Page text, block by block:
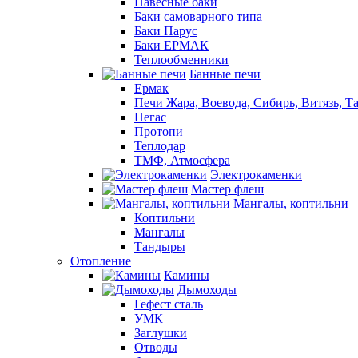
Баки самоварного типа
Баки Парус
Баки ЕРМАК
Теплообменники
Банные печи
Ермак
Печи Жара, Воевода, Сибирь, Витязь,
Пегас
Протопи
Теплодар
ТМФ, Атмосфера
Электрокаменки
Мастер флеш
Мангалы, коптильни
Коптильни
Мангалы
Тандыры
Отопление
Камины
Дымоходы
Гефест сталь
УМК
Заглушки
Отводы